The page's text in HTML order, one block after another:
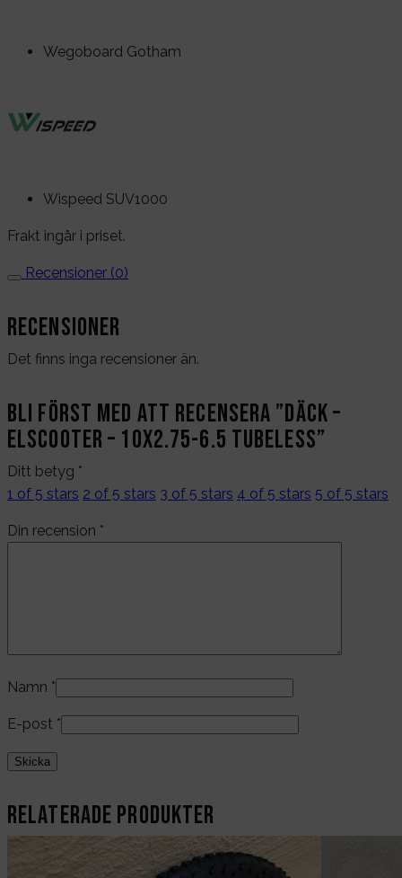
Wegoboard Gotham
Wispeed SUV1000
Frakt ingår i priset.
Recensioner (0)
Recensioner
Det finns inga recensioner än.
Bli först med att recensera ”Däck –
Elscooter – 10X2.75-6.5 Tubeless”
Ditt betyg *
1 of 5 stars 2 of 5 stars 3 of 5 stars 4 of 5 stars 5 of 5 stars
Din recension *
Namn *
E-post *
Relaterade produkter